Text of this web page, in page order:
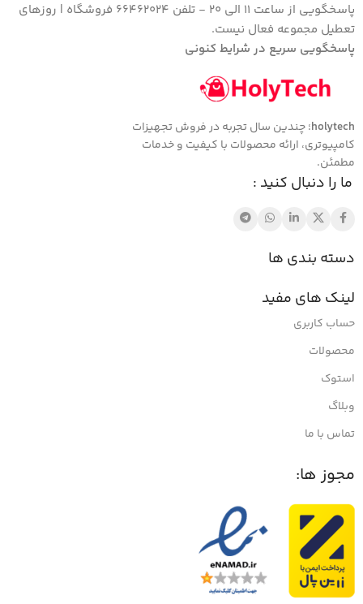
پاسخگویی از ساعت 11 الی 20 - تلفن 66462024 فروشگاه | روزهای
تعطیل مجموعه فعال نیست.
پاسخگویی سریع در شرایط کنونی
holytech؛ چندین سال تجربه در فروش تجهیزات
کامپیوتری، ارائه محصولات با کیفیت و خدمات
مطمئن.
ما را دنبال کنید :
دسته بندی ها
لینک های مفید
حساب کاربری
محصولات
استوک
وبلاگ
تماس با ما
مجوز ها: